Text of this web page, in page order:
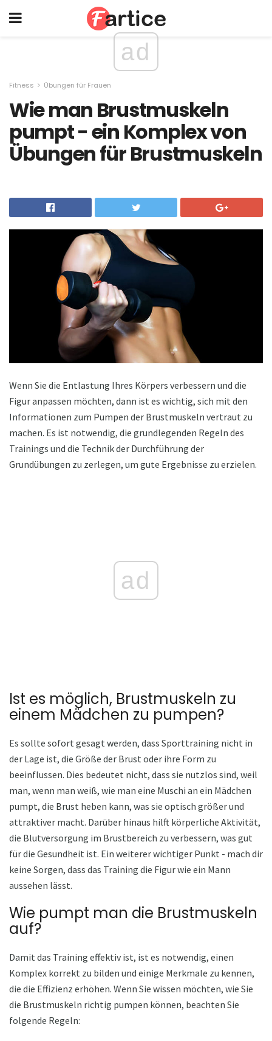
ad
Fitness Übungen für Frauen
Wie man Brustmuskeln
pumpt - ein Komplex von
Übungen für Brustmuskeln
Wenn Sie die Entlastung Ihres Körpers verbessern und die
Figur anpassen möchten, dann ist es wichtig, sich mit den
Informationen zum Pumpen der Brustmuskeln vertraut zu
machen. Es ist notwendig, die grundlegenden Regeln des
Trainings und die Technik der Durchführung der
Grundübungen zu zerlegen, um gute Ergebnisse zu erzielen.
ad
Ist es möglich, Brustmuskeln zu
einem Mädchen zu pumpen?
Es sollte sofort gesagt werden, dass Sporttraining nicht in
der Lage ist, die Größe der Brust oder ihre Form zu
beeinflussen. Dies bedeutet nicht, dass sie nutzlos sind, weil
man, wenn man weiß, wie man eine Muschi an ein Mädchen
pumpt, die Brust heben kann, was sie optisch größer und
attraktiver macht. Darüber hinaus hilft körperliche Aktivität,
die Blutversorgung im Brustbereich zu verbessern, was gut
für die Gesundheit ist. Ein weiterer wichtiger Punkt - mach dir
keine Sorgen, dass das Training die Figur wie ein Mann
aussehen lässt.
Wie pumpt man die Brustmuskeln
auf?
Damit das Training effektiv ist, ist es notwendig, einen
Komplex korrekt zu bilden und einige Merkmale zu kennen,
die die Effizienz erhöhen. Wenn Sie wissen möchten, wie Sie
die Brustmuskeln richtig pumpen können, beachten Sie
folgende Regeln: